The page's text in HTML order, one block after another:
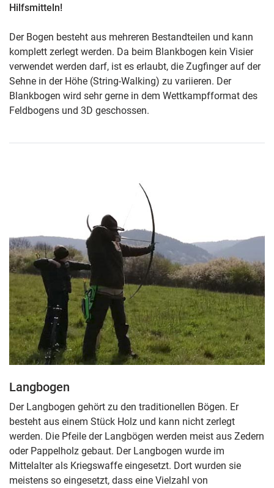
Hilfsmitteln!
Der Bogen besteht aus mehreren Bestandteilen und kann
komplett zerlegt werden. Da beim Blankbogen kein Visier
verwendet werden darf, ist es erlaubt, die Zugfinger auf der
Sehne in der Höhe (String-Walking) zu variieren. Der
Blankbogen wird sehr gerne in dem Wettkampfformat des
Feldbogens und 3D geschossen.
Langbogen
Der Langbogen gehört zu den traditionellen Bögen. Er
besteht aus einem Stück Holz und kann nicht zerlegt
werden. Die Pfeile der Langbögen werden meist aus Zedern
oder Pappelholz gebaut. Der Langbogen wurde im
Mittelalter als Kriegswaffe eingesetzt. Dort wurden sie
meistens so eingesetzt, dass eine Vielzahl von